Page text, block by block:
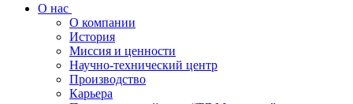
О нас
О компании
История
Миссия и ценности
Научно-технический центр
Производство
Карьера